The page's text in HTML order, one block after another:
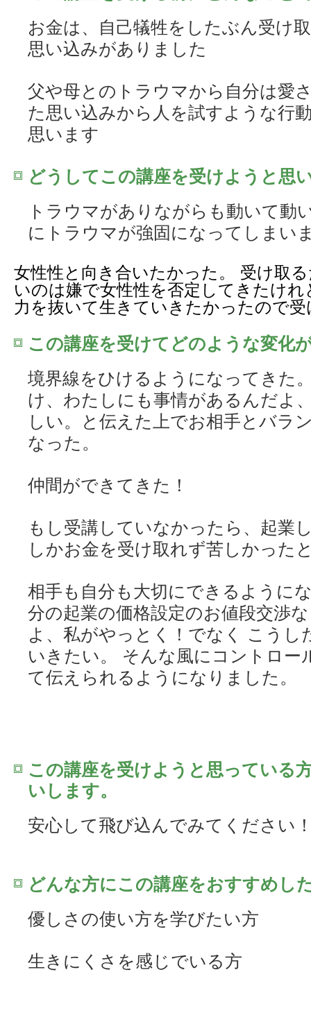
お金は、自己犠牲をしたぶん受け
思い込みがありました
父や母とのトラウマから自分は愛
た思い込みから人を試すような行
思います
どうしてこの講座を受けようと思
トラウマがありながらも動いて動
にトラウマが強固になってしまい
女性性と向き合いたかった。 受け取
いのは嫌で女性性を否定してきたけ
力を抜いて生きていきたかったので
この講座を受けてどのような変化
境界線をひけるようになってきた
け、わたしにも事情があるんだよ
しい。と伝えた上でお相手とバラ
なった。
仲間ができてきた！
もし受講していなかったら、起業
しかお金を受け取れず苦しかった
相手も自分も大切にできるように
分の起業の価格設定のお値段交渉
よ、私がやっとく！でなく こうし
いきたい。 そんな風にコントロー
て伝えられるようになりました。
この講座を受けようと思っている
いします。
安心して飛び込んでみてください
どんな方にこの講座をおすすめし
優しさの使い方を学びたい方
生きにくさを感じでいる方